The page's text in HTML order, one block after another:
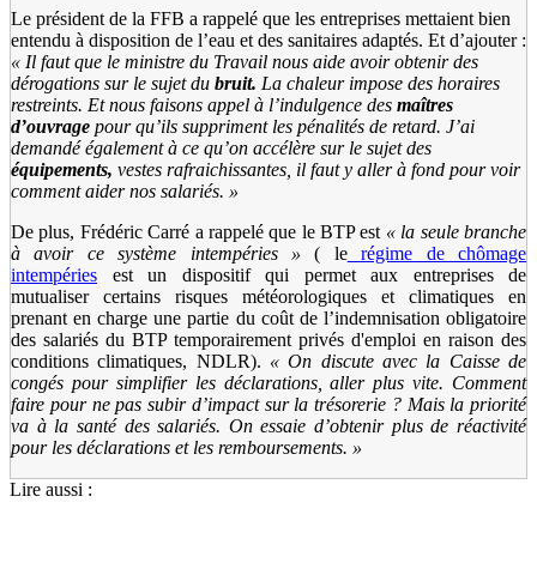
Le président de la FFB a rappelé que les entreprises mettaient bien
entendu à disposition de l’eau et des sanitaires adaptés. Et d’ajouter :
« Il faut que le ministre du Travail nous aide avoir obtenir des
dérogations sur le sujet du bruit. La chaleur impose des horaires
restreints. Et nous faisons appel à l’indulgence des maîtres
d’ouvrage pour qu’ils suppriment les pénalités de retard. J’ai
demandé également à ce qu’on accélère sur le sujet des
équipements, vestes rafraichissantes, il faut y aller à fond pour voir
comment aider nos salariés. »
De plus, Frédéric Carré a rappelé que le BTP est « la seule branche
à avoir ce système intempéries
»( lerégime de chômage
intempéries est un dispositif qui permet aux entreprises de
mutualiser certains risques météorologiques et climatiques en
prenant en charge une partie du coût de l’indemnisation obligatoire
des salariés du BTP temporairement privés d'emploi en raison des
conditions climatiques, NDLR). « On discute avec la Caisse de
congés pour simplifier les déclarations, aller plus vite. Comment
faire pour ne pas subir d’impact sur la trésorerie ? Mais la priorité
va à la santé des salariés. On essaie d’obtenir plus de réactivité
pour les déclarations et les remboursements. »
Lire aussi :